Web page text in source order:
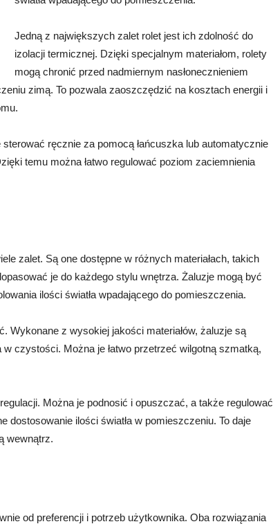
Jedną z największych zalet rolet jest ich zdolność do
izolacji termicznej. Dzięki specjalnym materiałom, rolety
mogą chronić przed nadmiernym nasłonecznieniem
zimą. To pozwala zaoszczędzić na kosztach energii i
sterować ręcznie za pomocą łańcuszka lub automatycznie
temu można łatwo regulować poziom zaciemnienia
zalet. Są one dostępne w różnych materiałach, takich
je do każdego stylu wnętrza. Żaluzje mogą być
ilości światła wpadającego do pomieszczenia.
Wykonane z wysokiej jakości materiałów, żaluzje są
czystości. Można je łatwo przetrzeć wilgotną szmatką,
Można je podnosić i opuszczać, a także regulować
dostosowanie ilości światła w pomieszczeniu. To daje
wewnątrz.
od preferencji i potrzeb użytkownika. Oba rozwiązania